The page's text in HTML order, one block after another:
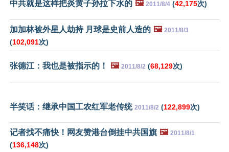
中共就是这样把炎黄子孙拉下水的 🖼️ 2011/8/4 (42,175次)
加加林被外星人劫持 月球是史前人造的 🖼️ 2011/8/3
(102,091次)
张德江：我也是被指示的！ 🖼️ 2011/8/2 (68,129次)
半笑话：继承中国工农红军老传统 2011/8/2 (122,899次)
记者找不痛快！网友赞港台倒挂中共国旗 🖼️ 2011/8/1
(136,148次)